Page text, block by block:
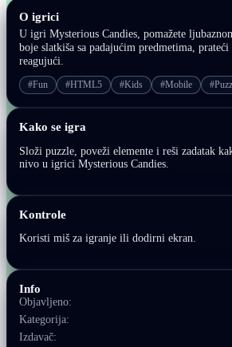
O igrici
U igri Mysterious Candies, pomažete
boje slatkiša sa padajućim predmetima,
reagujući.
#Fun #HTML5 #Kids #Mobile
Kako se igra
Složi puzzle, poveži elemente i reši zadatak
nivo u igrici Mysterious Candies.
Kontrole
Koristi miš za igranje ili dodirni ekran.
Info
Objavljeno:
Kategorija:
Izdavač: